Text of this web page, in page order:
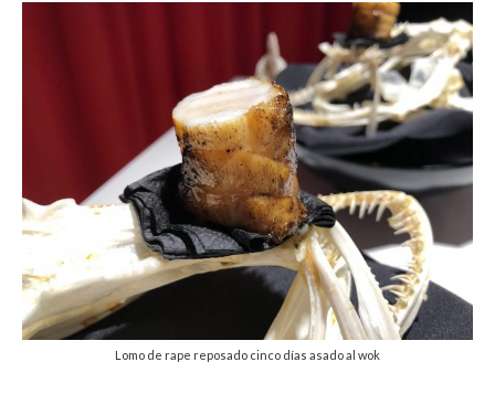
Lomo de rape reposado cinco días asado al wok